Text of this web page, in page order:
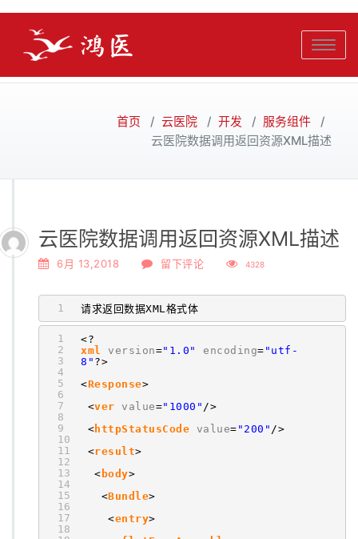
Toggle
首页 / 云医院 / 开发 / 服务组件 /
云医院数据调用返回资源XML描述
云医院数据调用返回资源XML描述
6月 13,2018 留下评论 4328
1 请求返回数据XML格式体
1
2
3
4
5
6
7
8
9
10
11
12
13
14
15
16
17
18
<?
xml
version="1.0" encoding= "utf-
8" ?>
<Response>
<ver value="1000" />
< httpStatusCode value= "200" />
<result>
< body>
<Bundle>
<entry>